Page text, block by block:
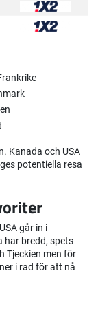
Kanada och USA
potentiella resa
går in i
har bredd, spets
Tjeckien men för
i rad för att nå